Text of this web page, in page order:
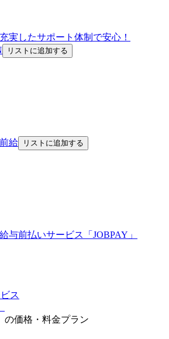
充実したサポート体制で安心！
リストに追加する
前給 リストに追加する
給与前払いサービス「JOBPAY」
ス
の価格・料金プラン